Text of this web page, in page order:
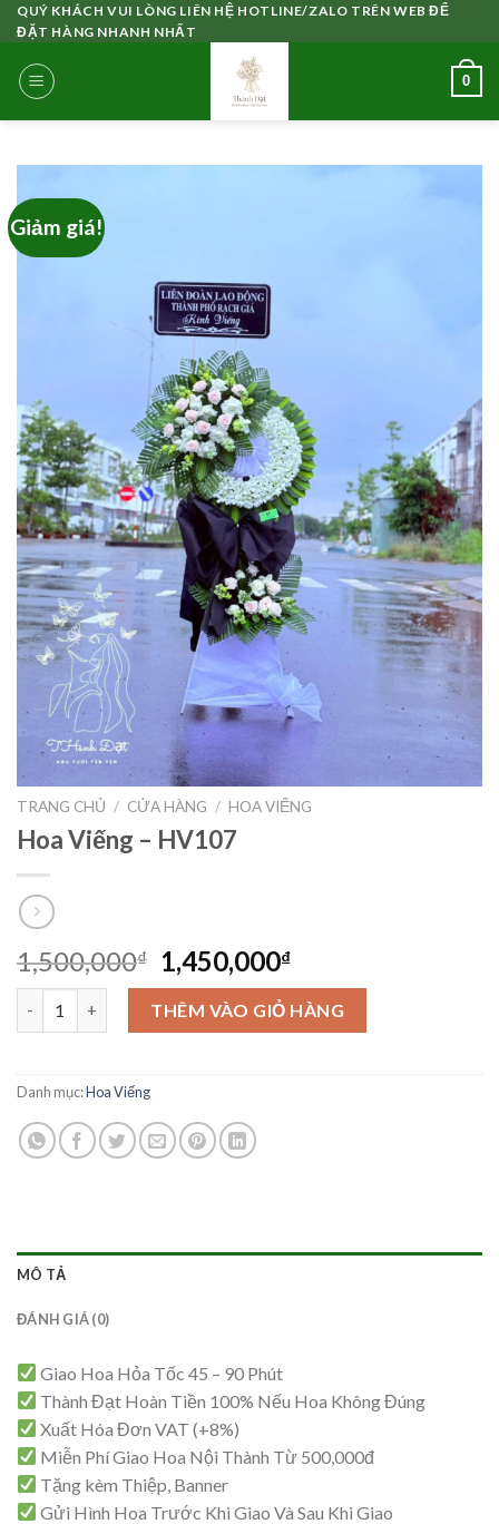
Skip
to
content
QUÝ KHÁCH VUI LÒNG LIÊN HỆ HOTLINE/ZALO TRÊN WEB ĐỂ
ĐẶT HÀNG NHANH NHẤT
0
Giảm giá!
TRANG CHỦ / CỬA HÀNG / HOA VIẾNG
Hoa Viếng – HV107
1,500,000₫
Giá
gốc
là:
1,500,000₫.
1,450,000₫Giá
hiện
tại
là:
1,450,000₫.
Hoa Viếng - HV107 số lượngTHÊM VÀO GIỎ HÀNG
Danh mục:Hoa Viếng
MÔ TẢ
ĐÁNH GIÁ (0)
Giao Hoa Hỏa Tốc 45 – 90 Phút
Thành Đạt Hoàn Tiền 100% Nếu Hoa Không Đúng
Xuất Hóa Đơn VAT (+8%)
Miễn Phí Giao Hoa Nội Thành Từ 500,000đ
Tặng kèm Thiệp, Banner
Gửi Hình Hoa Trước Khi Giao Và Sau Khi Giao